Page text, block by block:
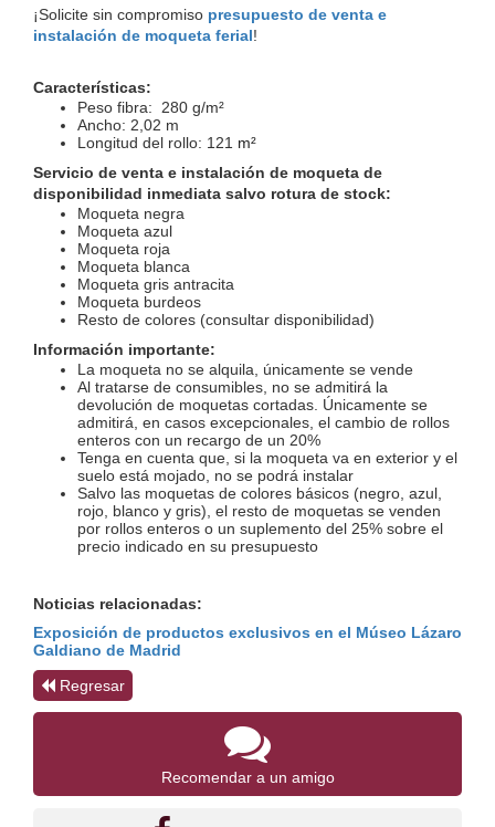
¡Solicite sin compromiso presupuesto de venta e
instalación de moqueta ferial!
Características:
Peso fibra:  280 g/m²
Ancho: 2,02 m
Longitud del rollo: 121 m²
Servicio de venta e instalación de moqueta de
disponibilidad inmediata salvo rotura de stock:
Moqueta negra
Moqueta azul
Moqueta roja
Moqueta blanca
Moqueta gris antracita
Moqueta burdeos
Resto de colores (consultar disponibilidad)
Información importante:
La moqueta no se alquila, únicamente se vende
Al tratarse de consumibles, no se admitirá la
devolución de moquetas cortadas. Únicamente se
admitirá, en casos excepcionales, el cambio de rollos
enteros con un recargo de un 20%
Tenga en cuenta que, si la moqueta va en exterior y el
suelo está mojado, no se podrá instalar
Salvo las moquetas de colores básicos (negro, azul,
rojo, blanco y gris), el resto de moquetas se venden
por rollos enteros o un suplemento del 25% sobre el
precio indicado en su presupuesto
Noticias relacionadas:
Exposición de productos exclusivos en el Múseo Lázaro
Galdiano de Madrid
Regresar
Recomendar a un amigo